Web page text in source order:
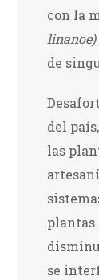
con la
linanoe)
de
del
las
plantas
se